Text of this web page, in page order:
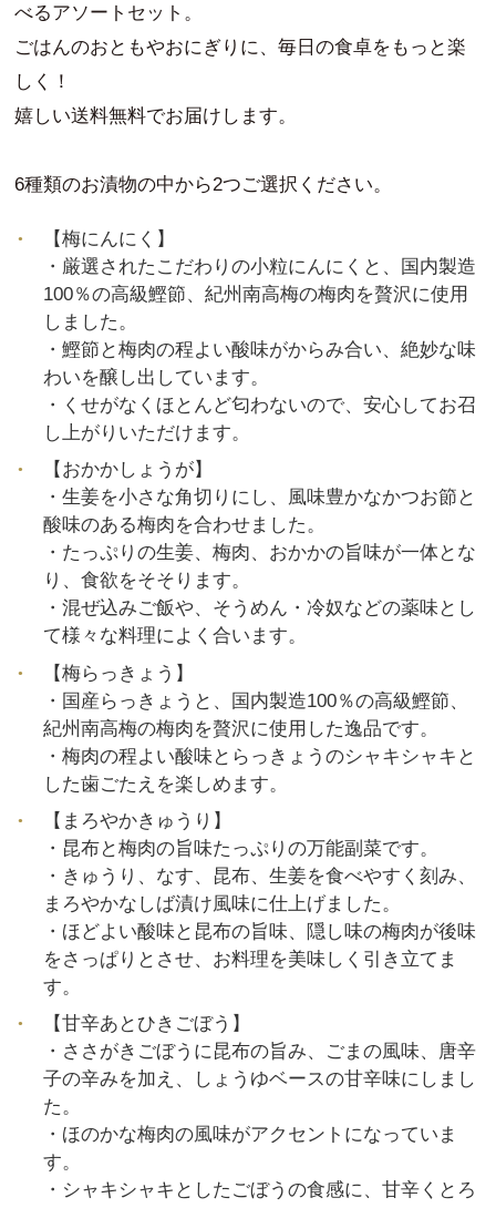
べるアソートセット。
ごはんのおともやおにぎりに、毎日の食卓をもっと楽
しく！
嬉しい送料無料でお届けします。
6種類のお漬物の中から2つご選択ください。
【梅にんにく】
・厳選されたこだわりの小粒にんにくと、国内製造
100％の高級鰹節、紀州南高梅の梅肉を贅沢に使用
しました。
・鰹節と梅肉の程よい酸味がからみ合い、絶妙な味
わいを醸し出しています。
・くせがなくほとんど匂わないので、安心してお召
し上がりいただけます。
【おかかしょうが】
・生姜を小さな角切りにし、風味豊かなかつお節と
酸味のある梅肉を合わせました。
・たっぷりの生姜、梅肉、おかかの旨味が一体とな
り、食欲をそそります。
・混ぜ込みご飯や、そうめん・冷奴などの薬味とし
て様々な料理によく合います。
【梅らっきょう】
・国産らっきょうと、国内製造100％の高級鰹節、
紀州南高梅の梅肉を贅沢に使用した逸品です。
・梅肉の程よい酸味とらっきょうのシャキシャキと
した歯ごたえを楽しめます。
【まろやかきゅうり】
・昆布と梅肉の旨味たっぷりの万能副菜です。
・きゅうり、なす、昆布、生姜を食べやすく刻み、
まろやかなしば漬け風味に仕上げました。
・ほどよい酸味と昆布の旨味、隠し味の梅肉が後味
をさっぱりとさせ、お料理を美味しく引き立てま
す。
【甘辛あとひきごぼう】
・ささがきごぼうに昆布の旨み、ごまの風味、唐辛
子の辛みを加え、しょうゆベースの甘辛味にしまし
た。
・ほのかな梅肉の風味がアクセントになっていま
す。
・シャキシャキとしたごぼうの食感に、甘辛くとろ